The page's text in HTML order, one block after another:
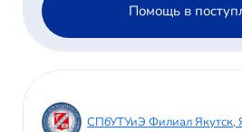
Помощь в
СПбУТУиЭ Филиал Якутск,